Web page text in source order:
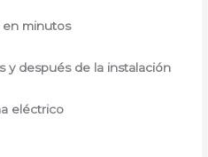
en minutos
y después de la instalación
eléctrico